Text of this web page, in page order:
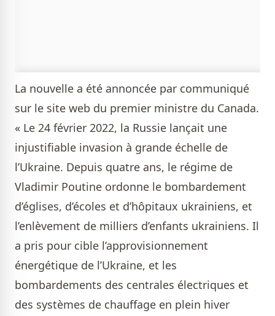
La nouvelle a été annoncée par communiqué
sur le site web du premier ministre du Canada.
« Le 24 février 2022, la Russie lançait une
injustifiable invasion à grande échelle de
l’Ukraine. Depuis quatre ans, le régime de
Vladimir Poutine ordonne le bombardement
d’églises, d’écoles et d’hôpitaux ukrainiens, et
l’enlèvement de milliers d’enfants ukrainiens. Il
a pris pour cible l’approvisionnement
énergétique de l’Ukraine, et les
bombardements des centrales électriques et
des systèmes de chauffage en plein hiver